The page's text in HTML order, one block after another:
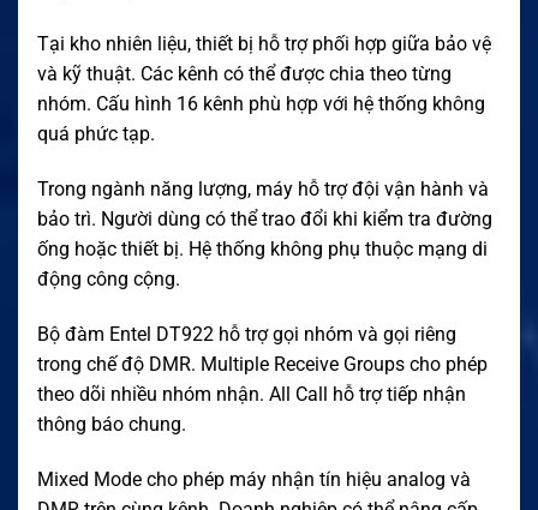
Tại kho nhiên liệu, thiết bị hỗ trợ phối hợp giữa bảo vệ
và kỹ thuật. Các kênh có thể được chia theo từng
nhóm. Cấu hình 16 kênh phù hợp với hệ thống không
quá phức tạp.
Trong ngành năng lượng, máy hỗ trợ đội vận hành và
bảo trì. Người dùng có thể trao đổi khi kiểm tra đường
ống hoặc thiết bị. Hệ thống không phụ thuộc mạng di
động công cộng.
Bộ đàm Entel DT922 hỗ trợ gọi nhóm và gọi riêng
trong chế độ DMR. Multiple Receive Groups cho phép
theo dõi nhiều nhóm nhận. All Call hỗ trợ tiếp nhận
thông báo chung.
Mixed Mode cho phép máy nhận tín hiệu analog và